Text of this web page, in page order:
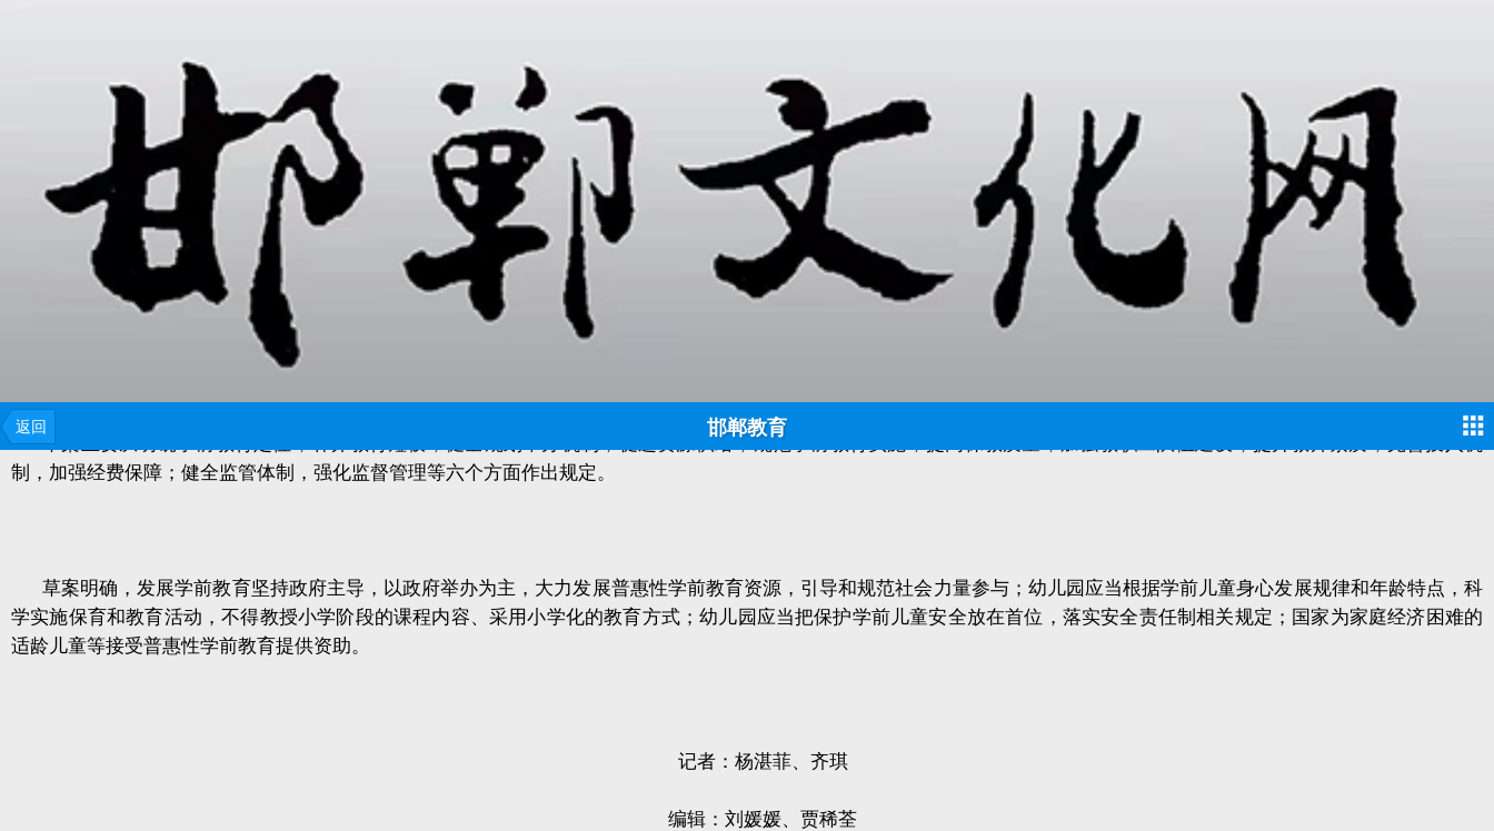
返回 邯郸教育
我国拟制定学前教育法
2023-08-28 15:41:00点击:
来源：新华社 作者：
学前教育法草案8月28日提请十四届全国人大常委会第五次会议初次审议。草案共八章74条，包括总则、规划与举办、保育和教育、教师和其他工作人员、投入与保障、管理
草案主要从明确学前教育定位，补齐教育短板；健全规划举办机制，促进资源供给；规范学前教育实施，提高保教质量；加强教职工队伍建设，提升教师素质；完善投入机
制，加强经费保障；健全监管体制，强化监督管理等六个方面作出规定。
草案明确，发展学前教育坚持政府主导，以政府举办为主，大力发展普惠性学前教育资源，引导和规范社会力量参与；幼儿园应当根据学前儿童身心发展规律和年龄特点，科
学实施保育和教育活动，不得教授小学阶段的课程内容、采用小学化的教育方式；幼儿园应当把保护学前儿童安全放在首位，落实安全责任制相关规定；国家为家庭经济困难的
适龄儿童等接受普惠性学前教育提供资助。
记者：杨湛菲、齐琪
编辑：刘媛媛、贾稀荃